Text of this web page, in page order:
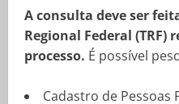
A consulta deve ser
Regional Federal (TRF)
processo. É possível
Cadastro de Pessoas